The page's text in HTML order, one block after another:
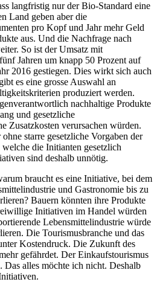
langfristig nur der Bio-Standard eine
Land geben aber die
pro Kopf und Jahr mehr Geld
aus. Und die Nachfrage nach
So ist der Umsatz mit
Jahren um knapp 50 Prozent auf
2016 gestiegen. Dies wirkt sich auch
es eine grosse Auswahl an
produziert werden.
nachhaltige Produkte
und gesetzliche
Zusatzkosten verursachen würden.
starre gesetzliche Vorgaben der
die Initianten gesetzlich
sind deshalb unnötig.
braucht es eine Initiative, bei dem
und Gastronomie bis zu
Bauern könnten ihre Produkte
Initiativen im Handel würden
Lebensmittelindustrie würde
Die Tourismusbranche und das
Kostendruck. Die Zukunft des
gefährdet. Der Einkaufstourismus
Das alles möchte ich nicht. Deshalb